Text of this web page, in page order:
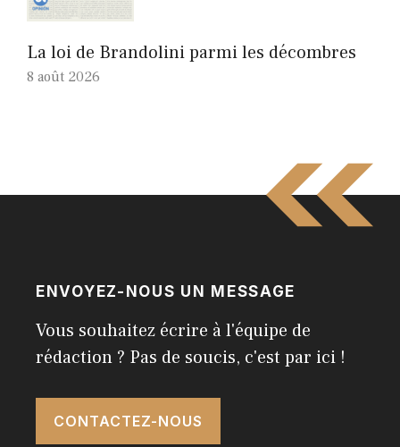
La loi de Brandolini parmi les décombres
8 août 2026
ENVOYEZ-NOUS UN MESSAGE
Vous souhaitez écrire à l'équipe de
rédaction ? Pas de soucis, c'est par ici !
CONTACTEZ-NOUS